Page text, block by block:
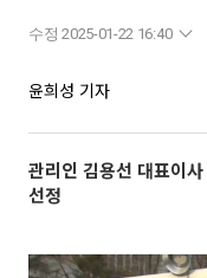
수정 2025-01-22 16:40
윤희성 기자
관리인 김용선 대표이
선정